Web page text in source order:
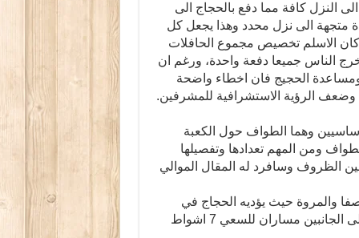
النزل كافة مما دفع بالحجاج الى
مثلا تحل 5 حافلات كل واحدة متجهة الى نزل محدد وهذا يجعل كل
الاسلم تخصيص مجموع الحافلات
الناس جميعا دفعة واحدة، ورغم ان
الحجيج فان اخطاء واضحة
الرؤية الاستشرافية للمشرفين.
وهما الطواف حول الكعبة
ومن المهم تعدادها وتفصيلها
الظروف وسافرد له المقال الموالي
والمروة حيث يؤديه الحجاج في
اجواء من الخشوع… مكان أوسط مخصص للعربات… وعلى الجانبين مساران للسعي 7 اشواط